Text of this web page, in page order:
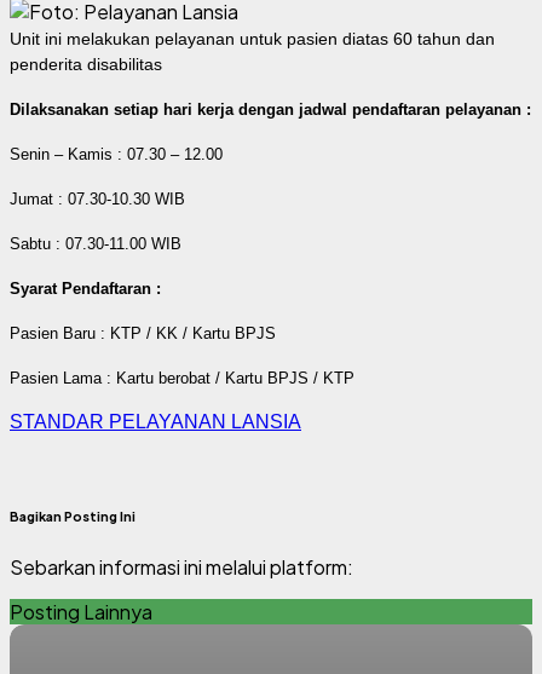
Unit ini melakukan pelayanan untuk pasien diatas 60 tahun dan
penderita disabilitas
Dilaksanakan setiap hari kerja dengan jadwal pendaftaran pelayanan :
Senin – Kamis : 07.30 – 12.00
Jumat : 07.30-10.30 WIB
Sabtu : 07.30-11.00 WIB
Syarat Pendaftaran :
Pasien Baru : KTP / KK / Kartu BPJS
Pasien Lama : Kartu berobat / Kartu BPJS / KTP
STANDAR PELAYANAN LANSIA
Bagikan Posting Ini
Sebarkan informasi ini melalui platform:
Posting Lainnya